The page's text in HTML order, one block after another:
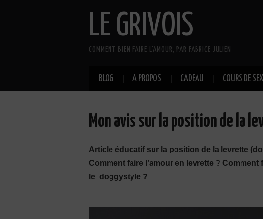
LE GRIVOIS
COMMENT BIEN FAIRE L'AMOUR, PAR FABRICE JULIEN
BLOG A PROPOS CADEAU COURS DE
Mon avis sur la position de la
Article éducatif sur la position de la levrette
Comment faire l’amour en levrette ?
le doggystyle ?